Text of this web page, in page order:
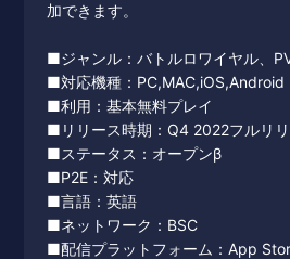
加できます。
■ジャンル：バトルロワイヤル、
■対応機種：PC,MAC,iOS,Android
■利用：基本無料プレイ
■リリース時期：Q4 2022フルリ
■ステータス：オープンβ
■P2E：対応
■言語：英語
■ネットワーク：BSC
■配信プラットフォーム：App